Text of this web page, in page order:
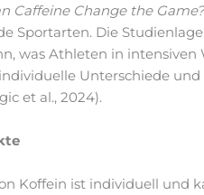
Caffeine Change the
Sportarten. Die
was Athleten in
Unterschiede
et al., 2024).
Koffein ist individuell und